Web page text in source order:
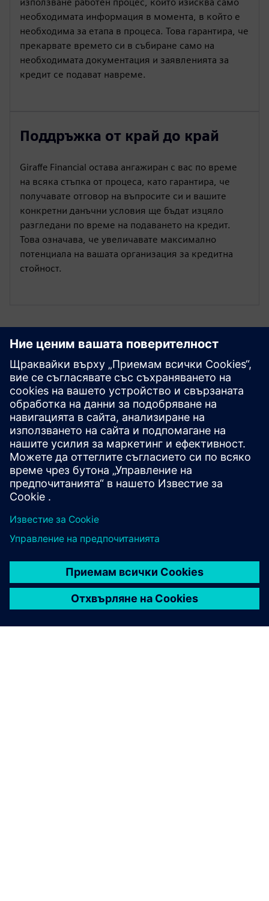
необходимата информация в момента, в който е
необходима за етапа в процеса. Това гарантира, че
прекарвате времето си в събиране само на
необходимата документация и заявленията за
кредит се подават навреме.
Поддръжка от край до край
Giraffe Financial остава ангажиран с вас по време
на всяка стъпка от процеса, като гарантира, че
получавате отговор на въпросите си и вашите
конкретни данъчни условия ще бъдат изцяло
разгледани по време на подаването на кредит.
Това означава, че увеличавате максимално
потенциала на вашата организация за кредитна
стойност.
Разгледайте ресурси и
свързани продукти
Допълнителна информация и
ресурси
Контролен списък за документация на Giraffe 30C